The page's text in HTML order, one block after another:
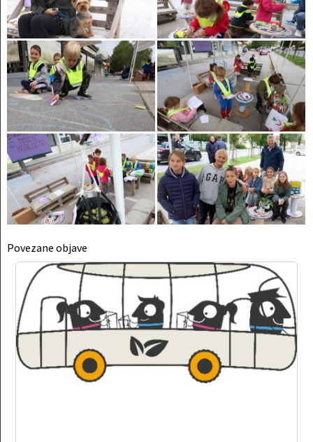
Povezane objave